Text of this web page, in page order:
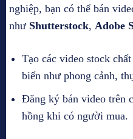
nghiệp, bạn có thể bán
như Shutterstock, Adobe
Tạo các video stock
biến như phong cảnh,
Đăng ký bán video trên
hồng khi có người mua.